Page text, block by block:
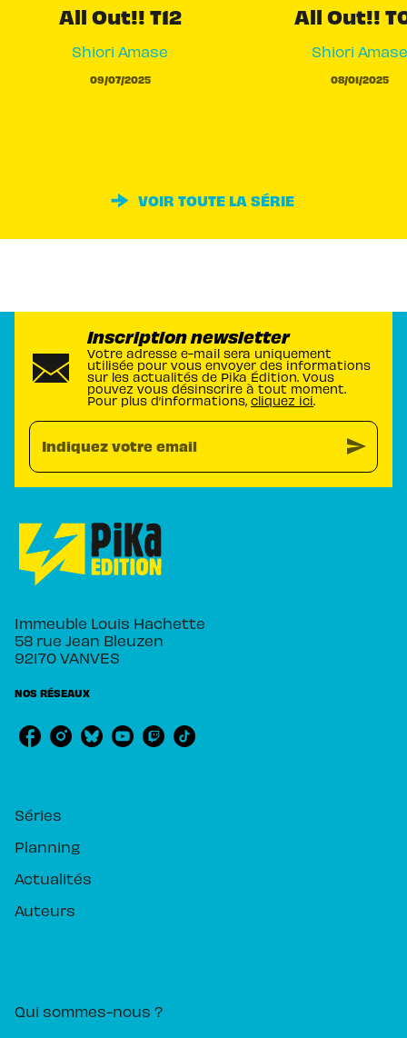
All Out!! T12
Shiori Amase
09/07/2025
All Out!!
Shiori Amase
08/01/2025
VOIR TOUTE LA SÉRIE
Inscription newsletter
Votre adresse e-mail sera uniquement
utilisée pour vous envoyer des informations
sur les actualités de Pika Édition. Vous
pouvez vous désinscrire à tout moment.
Pour plus d’informations, cliquez ici.
Indiquez votre email send
Immeuble Louis Hachette
58 rue Jean Bleuzen
92170 VANVES
NOS RÉSEAUX
Séries
Planning
Actualités
Auteurs
Qui sommes-nous ?